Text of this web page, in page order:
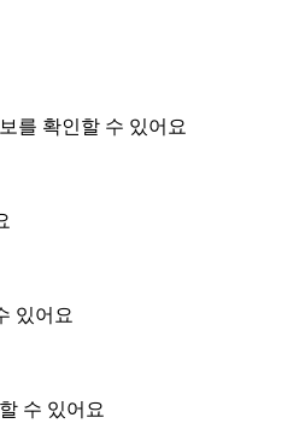
를 확인할 수 있어요
있어요
수 있어요